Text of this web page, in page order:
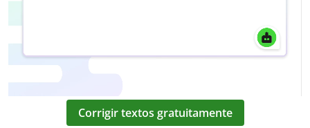
Corrigir textos gratuitamente